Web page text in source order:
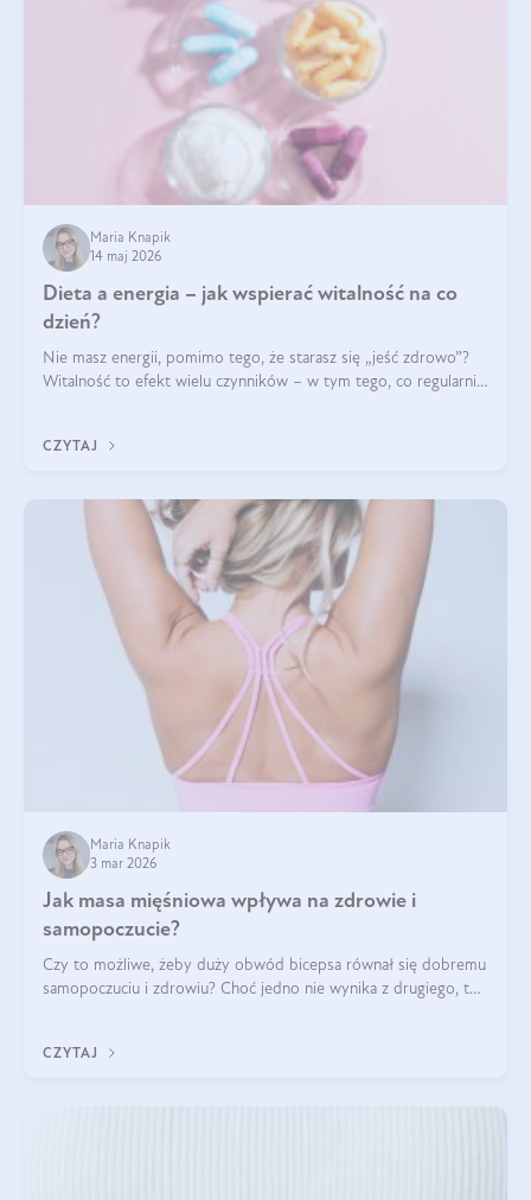
Maria Knapik
14 maj 2026
Dieta a energia – jak wspierać witalność na co
dzień?
Nie masz energii, pomimo tego, że starasz się „jeść zdrowo”?
Witalność to efekt wielu czynników – w tym tego, co regularnie
CZYTAJ
Maria Knapik
3 mar 2026
Jak masa mięśniowa wpływa na zdrowie i
samopoczucie?
Czy to możliwe, żeby duży obwód bicepsa równał się dobremu
samopoczuciu i zdrowiu? Choć jedno nie wynika z drugiego, to
wyjaśnimy.
CZYTAJ